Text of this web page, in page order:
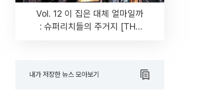
Vol. 12 이 집은 대체 얼마일까
: 슈퍼리치들의 주거지 [THE
내가 저장한 뉴스 모아보기